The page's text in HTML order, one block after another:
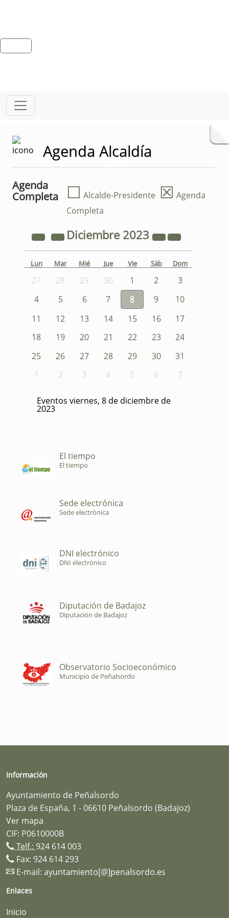
Agenda Alcaldía
Agenda
Completa
☐ Alcalde-Presidente ☒ Agenda
Completa
Diciembre 2023
Lun Mar Mié Jue Vie Sáb Dom
27 28 29 30 1 2
3
4
5 6 7 8 9
10
11
12 13 14 15 16
17
18
19 20 21 22 23
24
25
26 27 28 29 30
31
1
2 3 4 5 6 7
Eventos viernes, 8 de diciembre de
2023
El tiempo
El tiempo
Sede electrónica
Sede electrónica
DNI electrónico
DNI electrónico
Diputación de Badajoz
Diputación de Badajoz
Observatorio Socioeconómico
Municipio de Peñalsordo
Información
Ayuntamiento de Peñalsordo
Plaza de España, 1 - 06610 Peñalsordo (Badajoz)
Ver mapa
CIF: P0610000B
Telf.: 924 614 003
Fax: 924 614 293
E-mail: ayuntamiento[@]penalsordo.es
Enlaces
Inicio